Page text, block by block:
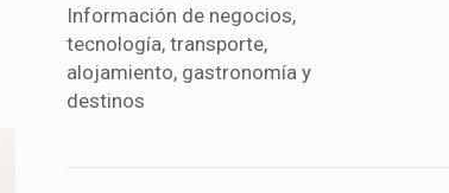
Información de negocios,
tecnología, transporte,
alojamiento, gastronomía y
destinos